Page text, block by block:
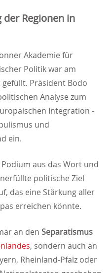
Regionen in
Akademie für
Politik war am
Präsident Bodo
Analyse zum
Integration -
und
ein.
aus das Wort und
politische Ziel
das eine Stärkung aller
erreichen könnte.
an den Separatismus
, sondern auch an
Rheinland-Pfalz oder